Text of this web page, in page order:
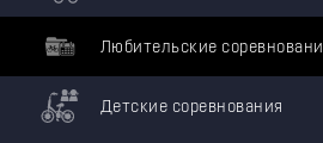
Любительские
Детские соревнования